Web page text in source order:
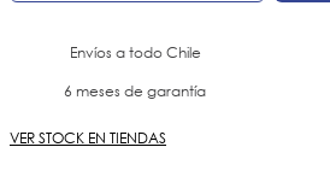
Envíos a todo Chile
6 meses de garantía
VER STOCK EN TIENDAS